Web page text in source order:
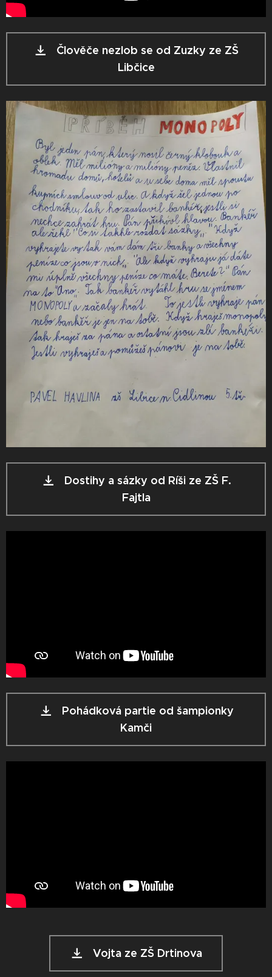
Člověče nezlob se od Zuzky ze ZŠ
Libčice
Dostihy a sázky od Ríši ze ZŠ F.
Fajtla
Pohádková partie od šampionky
Kamči
Vojta ze ZŠ Drtinova